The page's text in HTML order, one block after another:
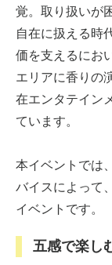
覚。取り扱いが
自在に扱える時
価を支えるにお
エリアに香りの
在エンタテイン
ています。
本イベントでは
バイスによって
イベントです。
五感で楽し